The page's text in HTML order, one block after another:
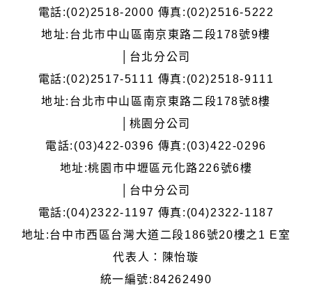
電話:(02)2518-2000 傳真:(02)2516-5222
地址:台北市中山區南京東路二段178號9樓
│台北分公司
電話:(02)2517-5111 傳真:(02)2518-9111
地址:台北市中山區南京東路二段178號8樓
│桃園分公司
電話:(03)422-0396 傳真:(03)422-0296
地址:桃園市中壢區元化路226號6樓
│台中分公司
電話:(04)2322-1197 傳真:(04)2322-1187
地址:台中市西區台灣大道二段186號20樓之1 E室
代表人：陳怡璇
統一編號:84262490